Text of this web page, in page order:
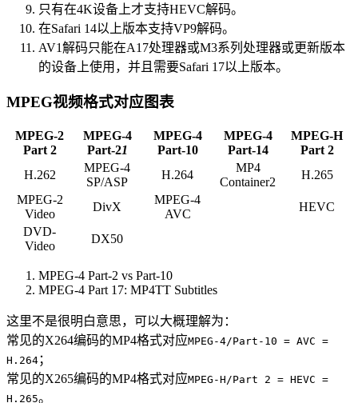
只有在4K设备上才支持HEVC解码。
在Safari 14以上版本支持VP9解码。
AV1解码只能在A17处理器或M3系列处理器或更新版本
的设备上使用，并且需要Safari 17以上版本。
MPEG视频格式对应图表
MPEG-2
Part 2
MPEG-4
Part-21
MPEG-4
Part-10
MPEG-4
Part-14
MPEG-H
Part 2
H.262
MPEG-4
SP/ASP
H.264
MP4
Container2
H.265
MPEG-2
Video
DivX
MPEG-4
AVC
HEVC
DVD-
Video
DX50
MPEG-4 Part-2 vs Part-10
MPEG-4 Part 17: MP4TT Subtitles
这里不是很明白意思，可以大概理解为：
常见的X264编码的MP4格式对应MPEG-4/Part-10 = AVC =
H.264 ；
常见的X265编码的MP4格式对应MPEG-H/Part 2 = HEVC =
H.265。